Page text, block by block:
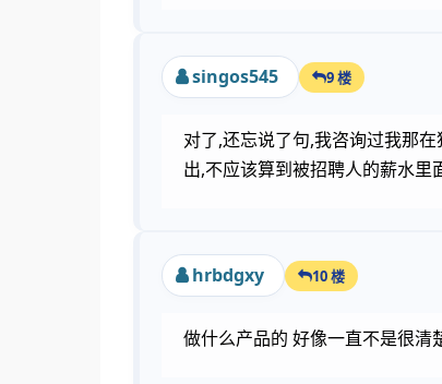
singos545 9 楼
对了,还忘说了句,我咨询过我那
出,不应该算到被招聘人的薪水
hrbdgxy 10 楼
做什么产品的 好像一直不是很清